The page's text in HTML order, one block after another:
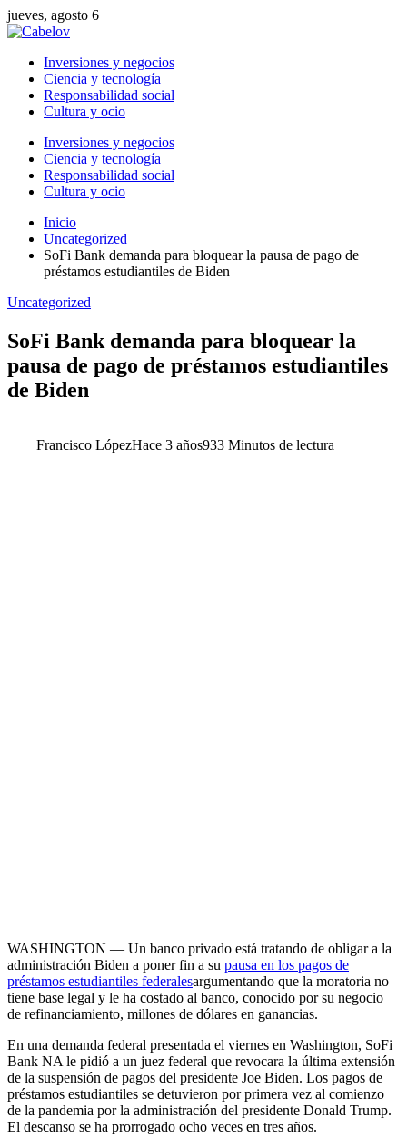
jueves, agosto 6
Inversiones y negocios
Ciencia y tecnología
Responsabilidad social
Cultura y ocio
Inversiones y negocios
Ciencia y tecnología
Responsabilidad social
Cultura y ocio
Inicio
Uncategorized
SoFi Bank demanda para bloquear la pausa de pago de
préstamos estudiantiles de Biden
Uncategorized
SoFi Bank demanda para bloquear la
pausa de pago de préstamos estudiantiles
de Biden
Francisco LópezHace 3 años933 Minutos de lectura
WASHINGTON — Un banco privado está tratando de obligar a la
administración Biden a poner fin a su pausa en los pagos de
préstamos estudiantiles federalesargumentando que la moratoria no
tiene base legal y le ha costado al banco, conocido por su negocio
de refinanciamiento, millones de dólares en ganancias.
En una demanda federal presentada el viernes en Washington, SoFi
Bank NA le pidió a un juez federal que revocara la última extensión
de la suspensión de pagos del presidente Joe Biden. Los pagos de
préstamos estudiantiles se detuvieron por primera vez al comienzo
de la pandemia por la administración del presidente Donald Trump.
El descanso se ha prorrogado ocho veces en tres años.